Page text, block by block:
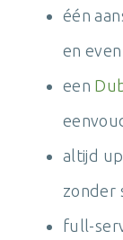
één
en
een
altijd
zonder
full-